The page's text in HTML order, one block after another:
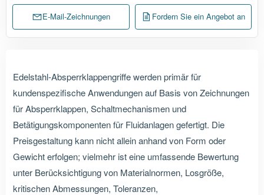
E-Mail-Zeichnungen Fordern Sie ein Angebot an
Edelstahl-Absperrklappengriffe werden primär für
kundenspezifische Anwendungen auf Basis von Zeichnungen
für Absperrklappen, Schaltmechanismen und
Betätigungskomponenten für Fluidanlagen gefertigt. Die
Preisgestaltung kann nicht allein anhand von Form oder
Gewicht erfolgen; vielmehr ist eine umfassende Bewertung
unter Berücksichtigung von Materialnormen, Losgröße,
kritischen Abmessungen, Toleranzen,